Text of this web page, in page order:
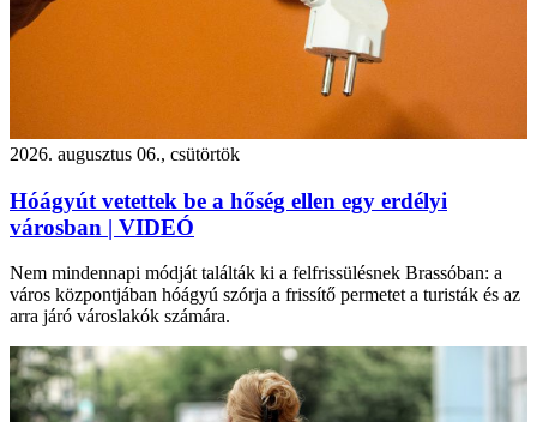
2026. augusztus 06., csütörtök
Hóágyút vetettek be a hőség ellen egy erdélyi
városban | VIDEÓ
Nem mindennapi módját találták ki a felfrissülésnek Brassóban: a
város központjában hóágyú szórja a frissítő permetet a turisták és az
arra járó városlakók számára.